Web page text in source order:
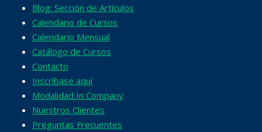
Blog: Sección de Artículos
Calendario de Cursos
Calendario Mensual
Catálogo de Cursos
Contacto
Inscríbase aquí
Modalidad In Company
Nuestros Clientes
Preguntas Frecuentes